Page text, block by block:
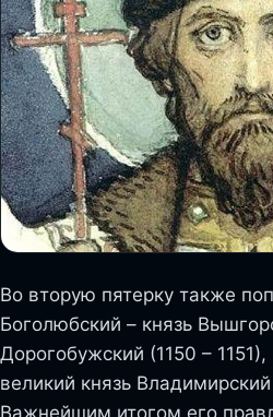
Во вторую пятерку также
Боголюбский – князь
Дорогобужский (1150 –
великий князь Владимирский
Важнейшим итогом его